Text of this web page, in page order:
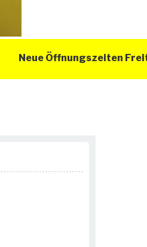
Neue Öffnungszeiten